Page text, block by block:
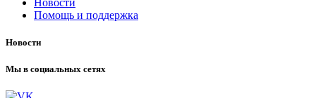
Помощь и поддержка
Новости
Мы в социальных сетях